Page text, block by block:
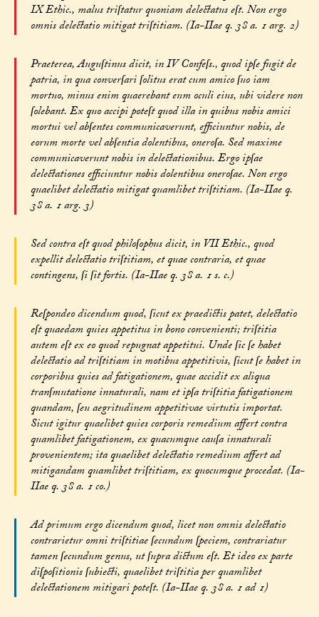
IX Ethic., malus triſtatur quoniam delectatus eſt. Non ergo
omnis delectatio mitigat triſtitiam. (Ia-IIae q. 38 a. 1 arg. 2)
Praeterea, Auguſtinus dicit, in IV Confeſs., quod ipſe fugit de
patria, in qua converſari ſolitus erat cum amico ſuo iam
mortuo, minus enim quaerebant eum oculi eius, ubi videre non
ſolebant. Ex quo accipi poteſt quod illa in quibus nobis amici
mortui vel abſentes communicaverunt, efficiuntur nobis, de
eorum morte vel abſentia dolentibus, oneroſa. Sed maxime
communicaverunt nobis in delectationibus. Ergo ipſae
delectationes efficiuntur nobis dolentibus oneroſae. Non ergo
quaelibet delectatio mitigat quamlibet triſtitiam. (Ia-IIae q.
38 a. 1 arg. 3)
Sed contra eſt quod philoſophus dicit, in VII Ethic., quod
expellit delectatio triſtitiam, et quae contraria, et quae
contingens, ſi ſit fortis. (Ia-IIae q. 38 a. 1 s. c.)
Reſpondeo dicendum quod, ſicut ex praedictis patet, delectatio
eſt quaedam quies appetitus in bono convenienti; triſtitia
autem eſt ex eo quod repugnat appetitui. Unde ſic ſe habet
delectatio ad triſtitiam in motibus appetitivis, ſicut ſe habet in
corporibus quies ad fatigationem, quae accidit ex aliqua
tranſmutatione innaturali, nam et ipſa triſtitia fatigationem
quandam, ſeu aegritudinem appetitivae virtutis importat.
Sicut igitur quaelibet quies corporis remedium affert contra
quamlibet fatigationem, ex quacumque cauſa innaturali
provenientem; ita quaelibet delectatio remedium affert ad
mitigandam quamlibet triſtitiam, ex quocumque procedat. (Ia-
IIae q. 38 a. 1 co.)
Ad primum ergo dicendum quod, licet non omnis delectatio
contrarietur omni triſtitiae ſecundum ſpeciem, contrariatur
tamen ſecundum genus, ut ſupra dictum eſt. Et ideo ex parte
diſpoſitionis ſubiecti, quaelibet triſtitia per quamlibet
delectationem mitigari poteſt. (Ia-IIae q. 38 a. 1 ad 1)